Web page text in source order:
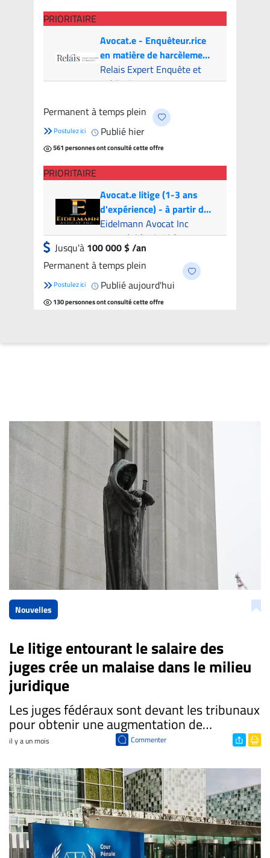
PRIORITAIRE
Avocat.e - Enquêteur.rice
en matière de harcèlement
psychologique
Relais Expert Enquête et
Médiation
candidats
Permanent à temps plein
Postulez ici Publié hier
561 personnes ont consulté cette offre
PRIORITAIRE
Avocat.e litige (1-3 ans
d'expérience) - à partir de
100k par année | Litigation
Attorney (1-3 years of
experience) - from 100k
per year
Eidelmann Avocat Inc
Montréal (Hybride)
Jusqu'à 100 000 $ /an
Permanent à temps plein
Postulez ici Publié aujourd'hui
130 personnes ont consulté cette offre
Nouvelles
Le litige entourant le salaire des
juges crée un malaise dans le milieu
juridique
Les juges fédéraux sont devant les tribunaux
pour obtenir une augmentation de…
il y a un mois Commenter